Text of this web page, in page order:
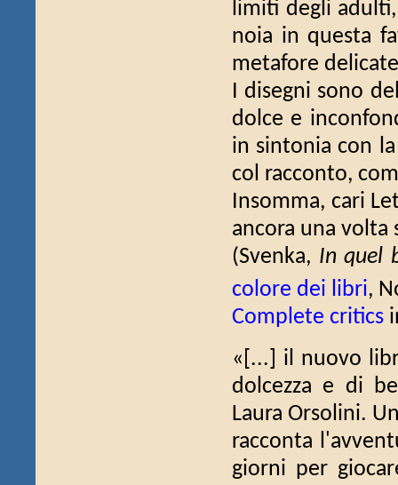
limiti degli
noia in questa
metafore
I disegni sono
dolce e
in sintonia con
col racconto,
Insomma, cari
ancora una volta
(Svenka, In quel
colore dei libri,
Complete critics
«[...] il nuovo
dolcezza e di
Laura Orsolini.
racconta
giorni per